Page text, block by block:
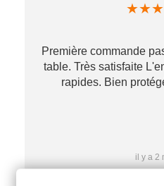
★★★
Première commande
table. Très satisfaite
rapides. Bien
il y a 2